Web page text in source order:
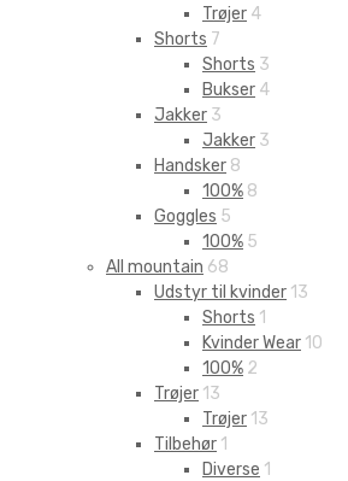
Trøjer 4
Shorts 7
Shorts 3
Bukser 4
Jakker 3
Jakker 3
Handsker 8
100% 8
Goggles 5
100% 5
All mountain 68
Udstyr til kvinder 13
Shorts 1
Kvinder Wear 10
100% 2
Trøjer 13
Trøjer 13
Tilbehør 1
Diverse 1